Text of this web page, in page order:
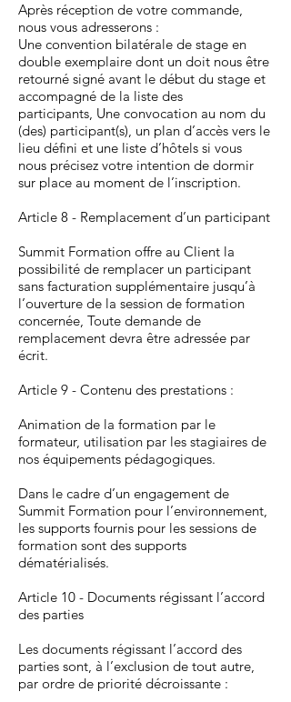
Après réception de votre commande,
nous vous adresserons :
Une convention bilatérale de stage en
double exemplaire dont un doit nous être
retourné signé avant le début du stage et
accompagné de la liste des
participants, Une convocation au nom du
(des) participant(s), un plan d’accès vers le
lieu défini et une liste d’hôtels si vous
nous précisez votre intention de dormir
sur place au moment de l’inscription.
Article 8 - Remplacement d’un participant
Summit Formation offre au Client la
possibilité de remplacer un participant
sans facturation supplémentaire jusqu’à
l’ouverture de la session de formation
concernée, Toute demande de
remplacement devra être adressée par
écrit.
Article 9 - Contenu des prestations :
Animation de la formation par le
formateur, utilisation par les stagiaires de
nos équipements pédagogiques.
Dans le cadre d’un engagement de
Summit Formation pour l’environnement,
les supports fournis pour les sessions de
formation sont des supports
dématérialisés.
Article 10 - Documents régissant l’accord
des parties
Les documents régissant l’accord des
parties sont, à l’exclusion de tout autre,
par ordre de priorité décroissante :